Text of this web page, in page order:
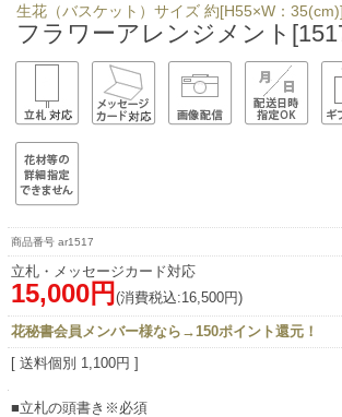
生花（バスケット）サイズ 約[H55×W：35(cm)]
フラワーアレンジメント
ar1517
立札・メッセージカード対応
15,000円 (消費税込:16,500円)
花秘書会員メンバー様なら→150ポイント還元！
[ 送料個別 1,100円 ]
■立札の頭書き※必須